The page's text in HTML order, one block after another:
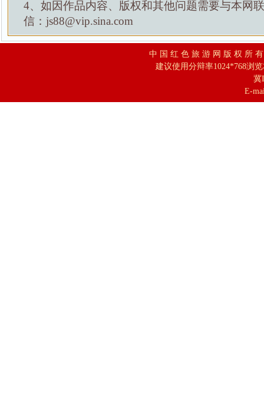
4、如因作品内容、版权和其他问题需要与本网
信：js88@vip.sina.com
中 国 红 色 旅 游 网 版 权 所
建议使用分辩率1024*768浏
冀
E-